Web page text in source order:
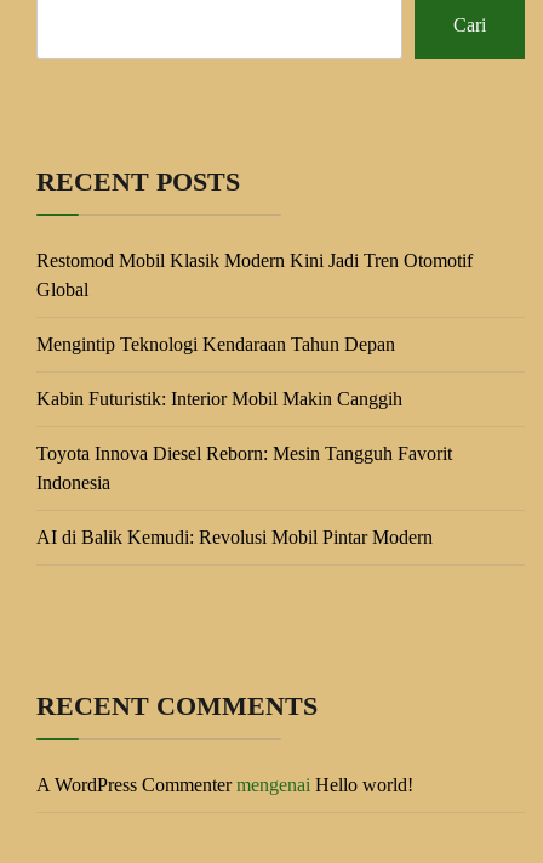
Cari
RECENT POSTS
Restomod Mobil Klasik Modern Kini Jadi Tren Otomotif
Global
Mengintip Teknologi Kendaraan Tahun Depan
Kabin Futuristik: Interior Mobil Makin Canggih
Toyota Innova Diesel Reborn: Mesin Tangguh Favorit
Indonesia
AI di Balik Kemudi: Revolusi Mobil Pintar Modern
RECENT COMMENTS
A WordPress Commentermengenai Hello world!